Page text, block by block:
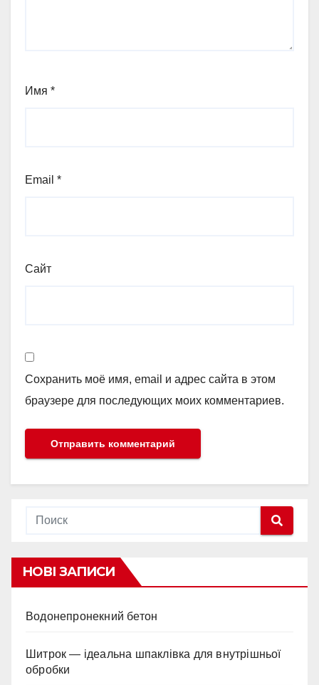
Имя *
Email *
Сайт
Сохранить моё имя, email и адрес сайта в этом
браузере для последующих моих комментариев.
НОВІ ЗАПИСИ
Водонепронекний бетон
Шитрок — ідеальна шпаклівка для внутрішньої
обробки